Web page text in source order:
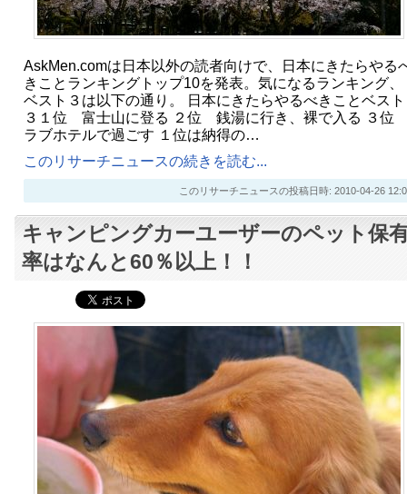
AskMen.comは日本以外の読者向けで、日本にきたらやる
きことランキングトップ10を発表。気になるランキング、
ベスト３は以下の通り。 日本にきたらやるべきことベスト
３１位 富士山に登る ２位 銭湯に行き、裸で入る ３
ラブホテルで過ごす １位は納得の…
このリサーチニュースの続きを読む...
このリサーチニュースの投稿日時: 2010-04-26
キャンピングカーユーザーのペット保
率はなんと60％以上！！